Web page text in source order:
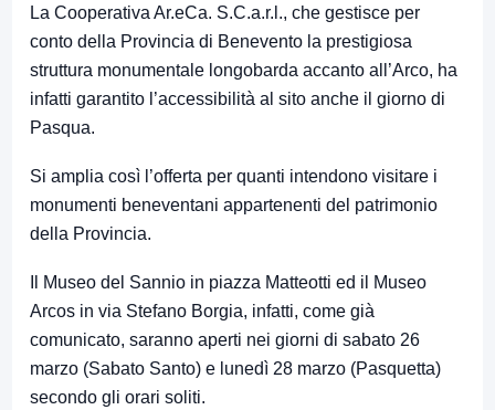
La Cooperativa Ar.eCa. S.C.a.r.l., che gestisce per
conto della Provincia di Benevento la prestigiosa
struttura monumentale longobarda accanto all’Arco, ha
infatti garantito l’accessibilità al sito anche il giorno di
Pasqua.
Si amplia così l’offerta per quanti intendono visitare i
monumenti beneventani appartenenti del patrimonio
della Provincia.
Il Museo del Sannio in piazza Matteotti ed il Museo
Arcos in via Stefano Borgia, infatti, come già
comunicato, saranno aperti nei giorni di sabato 26
marzo (Sabato Santo) e lunedì 28 marzo (Pasquetta)
secondo gli orari soliti.